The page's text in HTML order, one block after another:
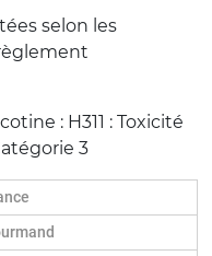
selon les
: H311 : Toxicité
3